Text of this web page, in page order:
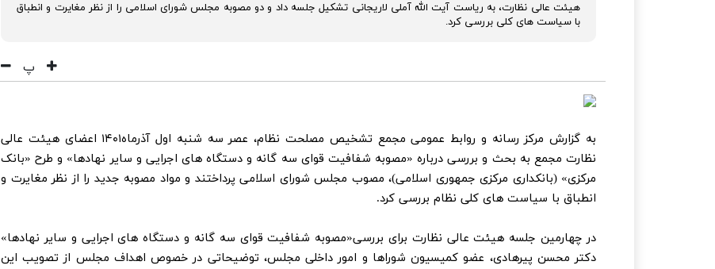
هیئت عالی نظارت، به ریاست آیت الله آملی لاریجانی تشکیل جلسه داد و دو مصوبه مجلس شورای اسلامی را از نظر مغایرت و انطباق
با سیاست های کلی بررسی کرد.
پ
به گزارش مرکز رسانه و روابط عمومی مجمع تشخیص مصلحت نظام، عصر سه شنبه اول آذرماه۱۴۰۱ اعضای هیئت عالی
نظارت مجمع به بحث و بررسی درباره «مصوبه شفافیت قوای سه گانه و دستگاه های اجرایی و سایر نهادها» و طرح «بانک
مرکزی» (بانکداری مرکزی جمهوری اسلامی)، مصوب مجلس شورای اسلامی پرداختند و مواد مصوبه جدید را از نظر مغایرت و
انطباق با سیاست های کلی نظام بررسی کرد.
در چهارمین جلسه هیئت عالی نظارت برای بررسی«مصوبه شفافیت قوای سه گانه و دستگاه های اجرایی و سایر نهادها»
دکتر محسن پیرهادی، عضو کمیسیون شوراها و امور داخلی مجلس، توضیحاتی در خصوص اهداف مجلس از تصویب این